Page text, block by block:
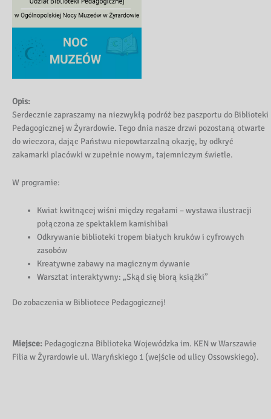
Opis:
Serdecznie zapraszamy na niezwykłą podróż bez paszportu do Biblioteki
Pedagogicznej w Żyrardowie. Tego dnia nasze drzwi pozostaną otwarte
do wieczora, dając Państwu niepowtarzalną okazję, by odkryć
zakamarki placówki w zupełnie nowym, tajemniczym świetle.
W programie:
Kwiat kwitnącej wiśni między regałami – wystawa ilustracji
połączona ze spektaklem kamishibai
Odkrywanie biblioteki tropem białych kruków i cyfrowych
zasobów
Kreatywne zabawy na magicznym dywanie
Warsztat interaktywny: „Skąd się biorą książki”
Do zobaczenia w Bibliotece Pedagogicznej!
Miejsce: Pedagogiczna Biblioteka Wojewódzka im. KEN w Warszawie
Filia w Żyrardowie ul. Waryńskiego 1 (wejście od ulicy Ossowskiego).